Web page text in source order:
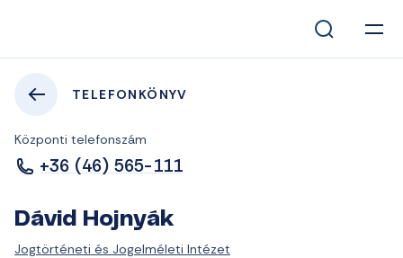
TELEFONKÖNYV
Központi telefonszám
+36 (46) 565-111
Dávid Hojnyák
Jogtörténeti és Jogelméleti Intézet